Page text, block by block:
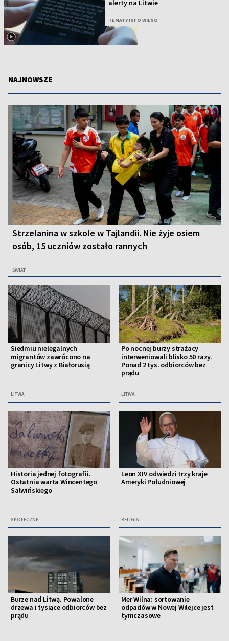
alerty na Litwie
TEMATY INFO WILNO
NAJNOWSZE
Strzelanina w szkole w Tajlandii. Nie żyje osiem
osób, 15 uczniów zostało rannych
ŚWIAT
Siedmiu nielegalnych
migrantów zawrócono na
granicy Litwy z Białorusią
LITWA
Po nocnej burzy strażacy
interweniowali blisko 50 razy.
Ponad 2 tys. odbiorców bez
prądu
LITWA
Historia jednej fotografii.
Ostatnia warta Wincentego
Salwińskiego
SPOŁECZNE
Leon XIV odwiedzi trzy kraje
Ameryki Południowej
RELIGIA
Burze nad Litwą. Powalone
drzewa i tysiące odbiorców bez
prądu
Mer Wilna: sortowanie
odpadów w Nowej Wilejce jest
tymczasowe